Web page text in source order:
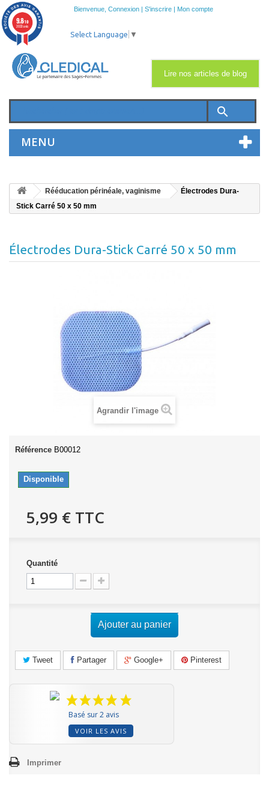
Bienvenue, Connexion | S'inscrire | Mon compte
search
MENU
Lire nos articles de blog
Select Language ▼
Rééducation périnéale, vaginisme
Électrodes Dura-
Stick Carré 50 x 50 mm
Électrodes Dura-Stick Carré 50 x 50 mm
Agrandir l'image
Référence B00012
Disponible
5,99 € TTC
Quantité
Ajouter au panier
Tweet Partager Google+ Pinterest
Basé sur 2 avis
VOIR LES AVIS
Imprimer
9.8/10
2033 avis